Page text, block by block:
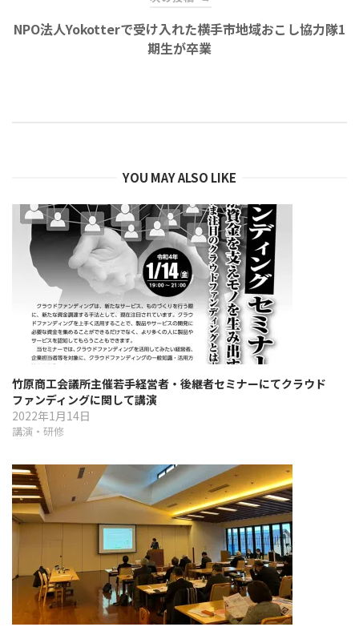
ビ
ョ
ン
NPO法人Yokotterで受け入れた横手市地域おこし協力隊1
期生が卒業
YOU MAY ALSO LIKE
竹原商工会議所主催若手経営者・後継者セミナーにてクラウド
ファンディングに関して講演
2022年1月14日
講演・研修